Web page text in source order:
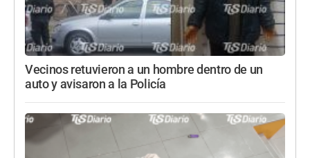
Vecinos retuvieron a un hombre dentro de un
auto y avisaron a la Policía